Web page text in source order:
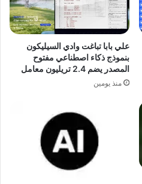
علي بابا تباغت وادي السيليكون
بنموذج ذكاء اصطناعي مفتوح
المصدر يضم 2.4 تريليون معامل
منذ يومين